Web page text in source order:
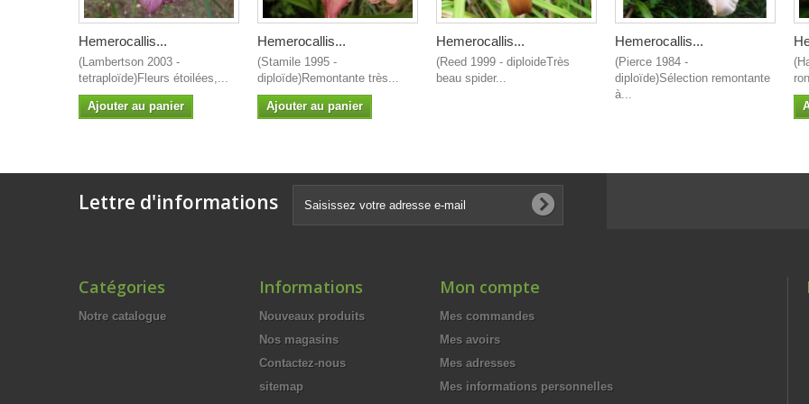
Hemerocallis...
(Lambertson 2003 -
tetraploïde)Fleurs étoilées,...
Ajouter au panier
Hemerocallis...
(Stamile 1995 -
diploïde)Remontante très...
Ajouter au panier
Hemerocallis...
(Reed 1999 - diploideTrès
beau spider...
Hemerocallis...
(Pierce 1984 -
diploïde)Sélection remontante
à...
Lettre d'informations
Catégories
Notre catalogue
Informations
Nouveaux produits
Nos magasins
Contactez-nous
sitemap
Mon compte
Mes commandes
Mes avoirs
Mes adresses
Mes informations personnelles